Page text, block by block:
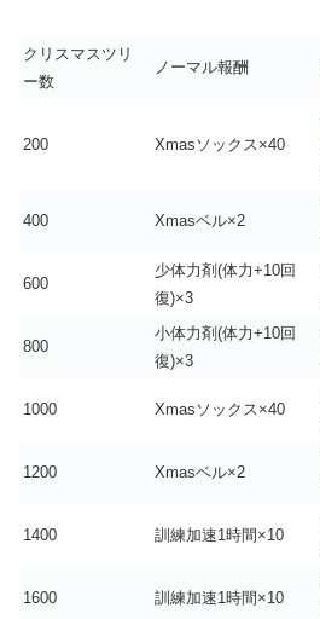
クリスマスツリ
ー数
ノーマル報酬
200 Xmasソックス×40
400 Xmasベル×2
600
少体力剤(体力+10回
復)×3
800
小体力剤(体力+10回
復)×3
1000 Xmasソックス×40
1200 Xmasベル×2
1400 訓練加速1時間×10
1600 訓練加速1時間×10